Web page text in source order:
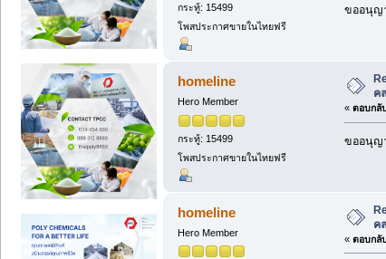
กระทู้: 15499
โพสประกาศขายในไทยฟรี
ขออนุญ
homeline
Hero Member
กระทู้: 15499
โพสประกาศขายในไทยฟรี
ค
« ตอบกลั
ขออนุญ
homeline
Hero Member
ค
« ตอบกลั